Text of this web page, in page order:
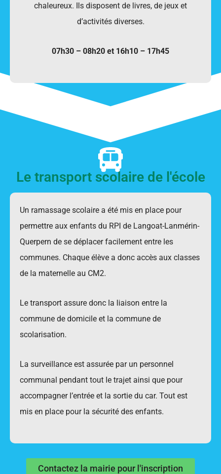
chaleureux. Ils disposent de livres, de jeux et
d’activités diverses.
07h30 – 08h20 et 16h10 – 17h45
Le transport scolaire de l'école
Un ramassage scolaire a été mis en place pour
permettre aux enfants du RPI de Langoat-Lanmérin-
Querpern de se déplacer facilement entre les
communes. Chaque élève a donc accès aux classes
de la maternelle au CM2.
Le transport assure donc la liaison entre la
commune de domicile et la commune de
scolarisation.
La surveillance est assurée par un personnel
communal pendant tout le trajet ainsi que pour
accompagner l’entrée et la sortie du car. Tout est
mis en place pour la sécurité des enfants.
Contactez la mairie pour l'inscription